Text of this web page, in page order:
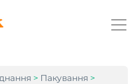
> Пакування >